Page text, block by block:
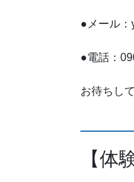
●メール
●電話：
お待ちし
【体